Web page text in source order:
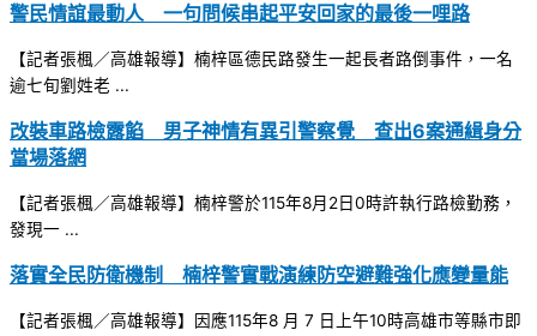
警民情誼最動人 一句問候串起平安回家的最後一哩路
【記者張楓／高雄報導】楠梓區德民路發生一起長者路倒事件，一名
逾七旬劉姓老 ...
改裝車路檢露餡 男子神情有異引警察覺 查出6案通緝身分
當場落網
【記者張楓／高雄報導】楠梓警於115年8月2日0時許執行路檢勤務，
發現一 ...
落實全民防衛機制 楠梓警實戰演練防空避難強化應變量能
【記者張楓／高雄報導】因應115年8 月 7 日上午10時高雄市等縣市即